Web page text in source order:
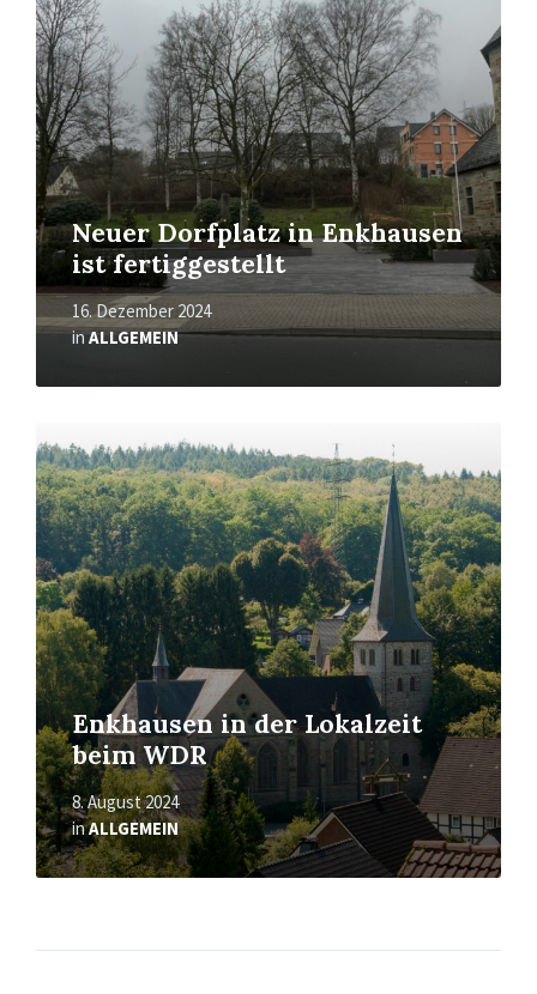
Neuer Dorfplatz in Enkhausen
ist fertiggestellt
16. Dezember 2024
inALLGEMEIN
Enkhausen in der Lokalzeit
beim WDR
8. August 2024
inALLGEMEIN
erfahren